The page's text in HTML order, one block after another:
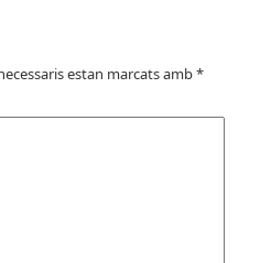
estan marcats amb*